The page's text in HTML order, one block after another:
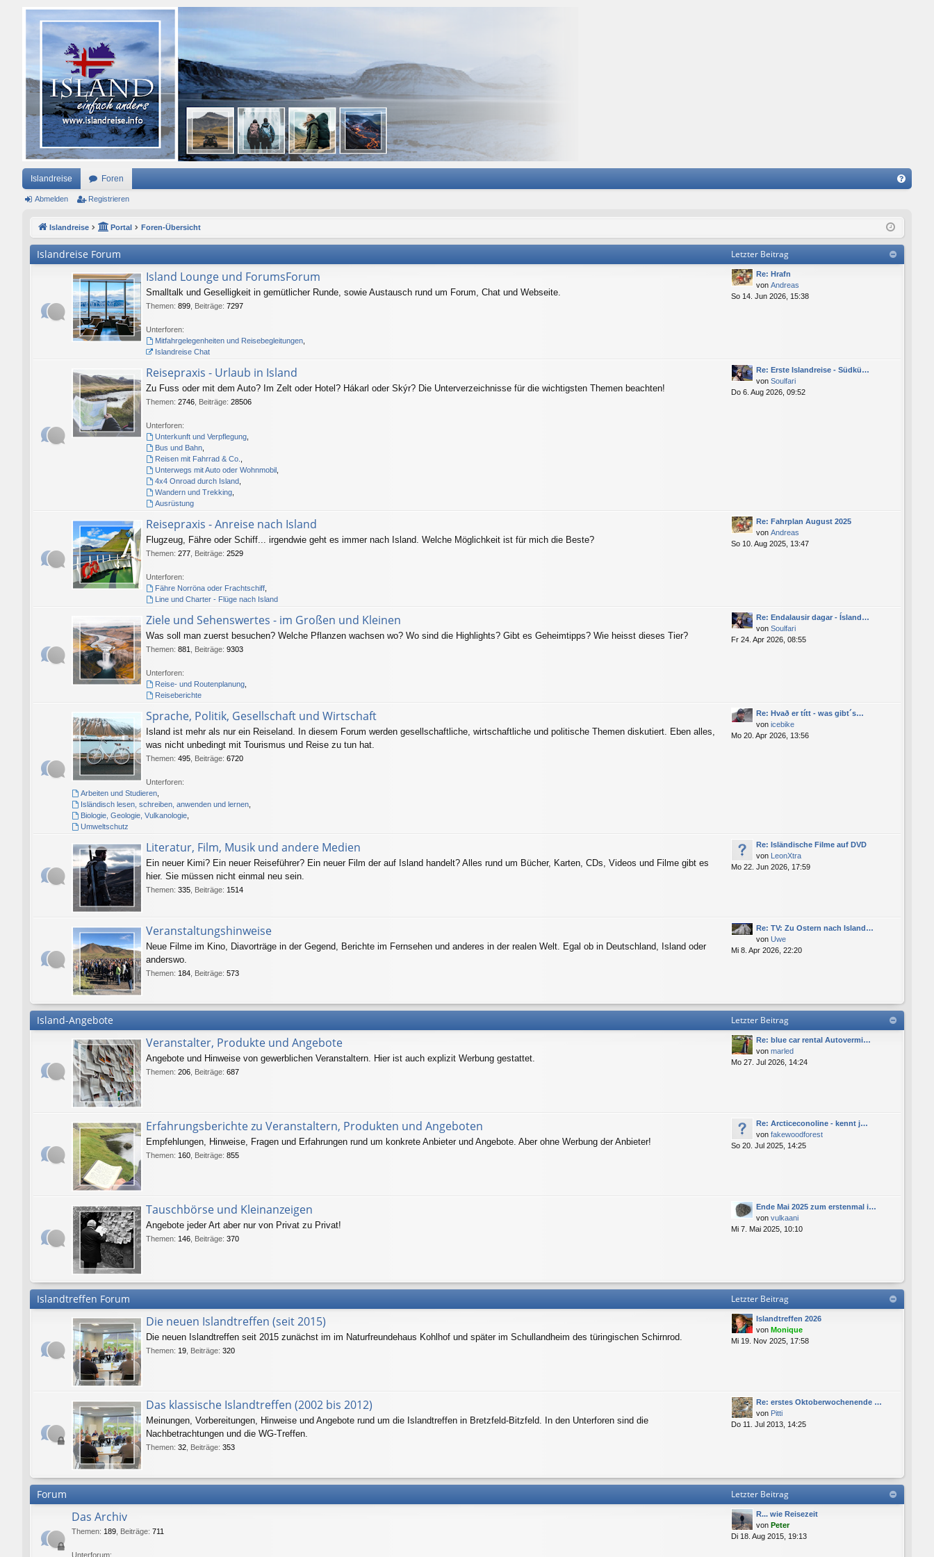
Islandreise Foren
Q
Abmelden Registrieren
Islandreise Portal Foren-Übersicht
Islandreise Forum Letzter Beitrag
Island Lounge und ForumsForum
Smalltalk und Geselligkeit in gemütlicher Runde, sowie Austausch rund um Forum, Chat und Webseite.
Themen: 899 Beiträge: 7297
Unterforen:
Mitfahrgelegenheiten und Reisebegleitungen,
Islandreise Chat
Re: Hrafn
von Andreas
So 14. Jun 2026, 15:38
Reisepraxis - Urlaub in Island
Zu Fuss oder mit dem Auto? Im Zelt oder Hotel? Hákarl oder Skýr? Die Unterverzeichnisse für die wichtigsten Themen beachten!
Themen: 2746 Beiträge: 28506
Unterforen:
Unterkunft und Verpflegung,
Bus und Bahn,
Reisen mit Fahrrad & Co.
Unterwegs mit Auto oder Wohnmobil,
4x4 Onroad durch Island,
Wandern und Trekking,
Ausrüstung
Re: Erste Islandreise - Südkü…
von Soulfari
Do 6. Aug 2026, 09:52
Reisepraxis - Anreise nach Island
Flugzeug, Fähre oder Schiff... irgendwie geht es immer nach Island. Welche Möglichkeit ist für mich die Beste?
Themen: 277 Beiträge: 2529
Unterforen:
Fähre Norröna oder Frachtschiff,
Line und Charter - Flüge nach Island
Re: Fahrplan August 2025
von Andreas
So 10. Aug 2025, 13:47
Ziele und Sehenswertes - im Großen und Kleinen
Was soll man zuerst besuchen? Welche Pflanzen wachsen wo? Wo sind die Highlights? Gibt es Geheimtipps? Wie heisst dieses Tier?
Themen: 881 Beiträge: 9303
Unterforen:
Reise- und Routenplanung,
Reiseberichte
Re: Endalausir dagar - Ísland…
von Soulfari
Fr 24. Apr 2026, 08:55
Sprache, Politik, Gesellschaft und Wirtschaft
Island ist mehr als nur ein Reiseland. In diesem Forum werden gesellschaftliche, wirtschaftliche und politische Themen diskutiert. Eben alles,
was nicht unbedingt mit Tourismus und Reise zu tun hat.
Themen: 495 Beiträge: 6720
Unterforen:
Arbeiten und Studieren,
Isländisch lesen, schreiben, anwenden und lernen,
Biologie, Geologie, Vulkanologie,
Umweltschutz
Re: Hvað er títt - was gibt´s…
von icebike
Mo 20. Apr 2026, 13:56
Literatur, Film, Musik und andere Medien
Ein neuer Kimi? Ein neuer Reiseführer? Ein neuer Film der auf Island handelt? Alles rund um Bücher, Karten, CDs, Videos und Filme gibt es
hier. Sie müssen nicht einmal neu sein.
Themen: 335 Beiträge: 1514
Re: Isländische Filme auf DVD
von LeonXtra
Mo 22. Jun 2026, 17:59
Veranstaltungshinweise
Neue Filme im Kino, Diavorträge in der Gegend, Berichte im Fernsehen und anderes in der realen Welt. Egal ob in Deutschland, Island oder
anderswo.
Themen: 184 Beiträge: 573
Re: TV: Zu Ostern nach Island…
von Uwe
Mi 8. Apr 2026, 22:20
Island-Angebote Letzter Beitrag
Veranstalter, Produkte und Angebote
Angebote und Hinweise von gewerblichen Veranstaltern. Hier ist auch explizit Werbung gestattet.
Themen: 206 Beiträge: 687
Re: blue car rental Autovermi…
von marled
Mo 27. Jul 2026, 14:24
Erfahrungsberichte zu Veranstaltern, Produkten und Angeboten
Empfehlungen, Hinweise, Fragen und Erfahrungen rund um konkrete Anbieter und Angebote. Aber ohne Werbung der Anbieter!
Themen: 160 Beiträge: 855
Re: Arcticeconoline - kennt j…
von fakewoodforest
So 20. Jul 2025, 14:25
Tauschbörse und Kleinanzeigen
Angebote jeder Art aber nur von Privat zu Privat!
Themen: 146 Beiträge: 370
Ende Mai 2025 zum erstenmal i…
von vulkaani
Mi 7. Mai 2025, 10:10
Islandtreffen Forum Letzter Beitrag
Die neuen Islandtreffen (seit 2015)
Die neuen Islandtreffen seit 2015 zunächst im im Naturfreundehaus Kohlhof und später im Schullandheim des türingischen Schirnrod.
Themen: 19 Beiträge: 320
Islandtreffen 2026
von Monique
Mi 19. Nov 2025, 17:58
Das klassische Islandtreffen (2002 bis 2012)
Meinungen, Vorbereitungen, Hinweise und Angebote rund um die Islandtreffen in Bretzfeld-Bitzfeld. In den Unterforen sind die
Nachbetrachtungen und die WG-Treffen.
Themen: 32 Beiträge: 353
Re: erstes Oktoberwochenende …
von Pitti
Do 11. Jul 2013, 14:25
Forum Letzter Beitrag
Das Archiv
Themen: 189 Beiträge: 711
Unterforum:
R... wie Reisezeit
von Peter
Di 18. Aug 2015, 19:13